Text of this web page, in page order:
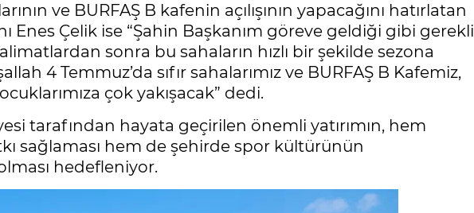
ve BURFAŞ B kafenin açılışının yapacağını hatırlatan
Enes Çelik ise “Şahin Başkanım göreve geldiği gibi gerekli
sonra bu sahaların hızlı bir şekilde sezona
4 Temmuz’da sıfır sahalarımız ve BURFAŞ B Kafemiz,
çok yakışacak” dedi.
tarafından hayata geçirilen önemli yatırımın, hem
sağlaması hem de şehirde spor kültürünün
hedefleniyor.